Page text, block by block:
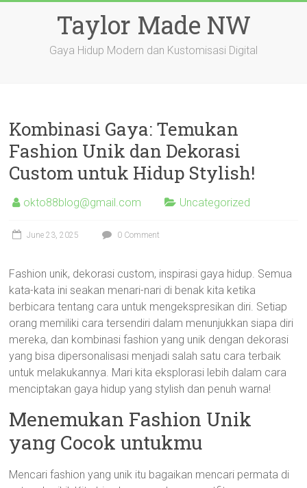
Taylor Made NW
Gaya Hidup Modern dan Kustomisasi Digital
Kombinasi Gaya: Temukan
Fashion Unik dan Dekorasi
Custom untuk Hidup Stylish!
okto88blog@gmail.com Uncategorized
June 23, 2025 0 Comment
Fashion unik, dekorasi custom, inspirasi gaya hidup. Semua
kata-kata ini seakan menari-nari di benak kita ketika
berbicara tentang cara untuk mengekspresikan diri. Setiap
orang memiliki cara tersendiri dalam menunjukkan siapa diri
mereka, dan kombinasi fashion yang unik dengan dekorasi
yang bisa dipersonalisasi menjadi salah satu cara terbaik
untuk melakukannya. Mari kita eksplorasi lebih dalam cara
menciptakan gaya hidup yang stylish dan penuh warna!
Menemukan Fashion Unik
yang Cocok untukmu
Mencari fashion yang unik itu bagaikan mencari permata di